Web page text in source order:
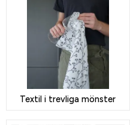
Textil i trevliga mönster